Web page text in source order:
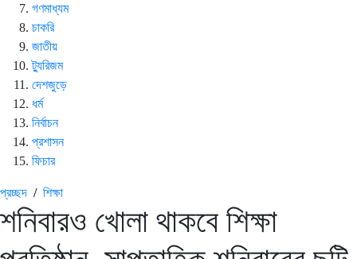
গণমাধ্যম
চাকরি
জাতীয়
ট্যুরিজম
দেশজুড়ে
ধর্ম
নির্বাচন
প্রশাসন
ফিচার
প্রচ্ছদ / শিক্ষা
শনিবারও খোলা থাকবে শিক্ষা